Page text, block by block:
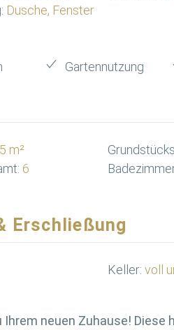
Dusche, Fenster
Gartennutzung
m²
6
Erschließung
Keller: voll
Ihrem neuen Zuhause! Diese